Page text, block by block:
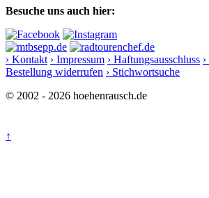
Besuche uns auch hier:
› Kontakt › Impressum › Haftungsausschluss
Bestellung widerrufen › Stichwortsuche
© 2002 - 2026 hoehenrausch.de
↑